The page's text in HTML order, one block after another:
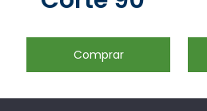
Comprar